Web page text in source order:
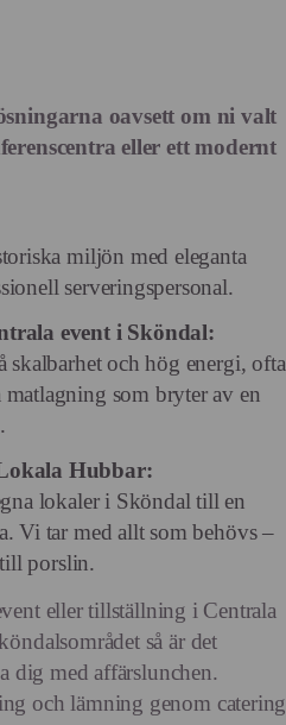
oavsett om ni valt
eller ett modernt
miljön med eleganta
serveringspersonal.
event i Sköndal:
skalbarhet och hög energi, ofta
som bryter av en
Hubbar:
lokaler i Sköndal till en
Vi tar med allt som behövs –
porslin.
eller tillställning i Centrala
så är det
dig med affärslunchen.
och lämning genom catering